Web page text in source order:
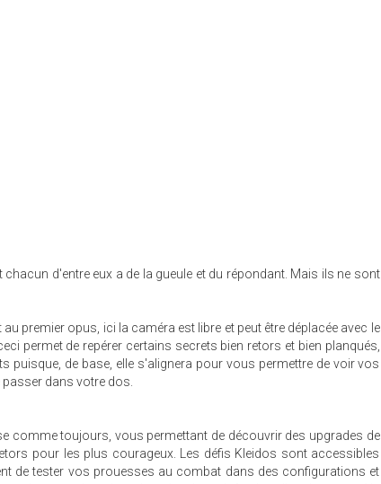
d'entre eux a de la gueule et du répondant. Mais ils ne sont
premier opus, ici la caméra est libre et peut être déplacée avec le
permet de repérer certains secrets bien retors et bien planqués,
de base, elle s'alignera pour vous permettre de voir vos
dans votre dos.
comme toujours, vous permettant de découvrir des upgrades de
pour les plus courageux. Les défis Kleidos sont accessibles
de tester vos prouesses au combat dans des configurations et